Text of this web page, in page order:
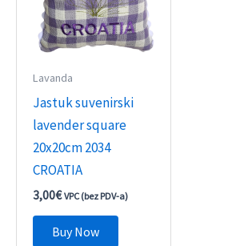
Lavanda
Jastuk suvenirski
lavender square
20x20cm 2034
CROATIA
3,00€ VPC (bez PDV-a)
Buy Now